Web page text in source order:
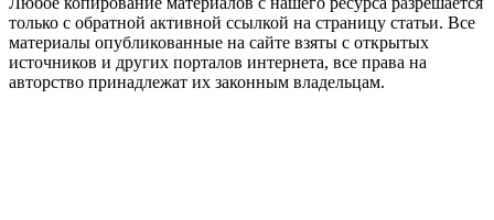
только с обратной активной ссылкой на страницу статьи. Все
материалы опубликованные на сайте взяты с открытых
источников и других порталов интернета, все права на
авторство принадлежат их законным владельцам.